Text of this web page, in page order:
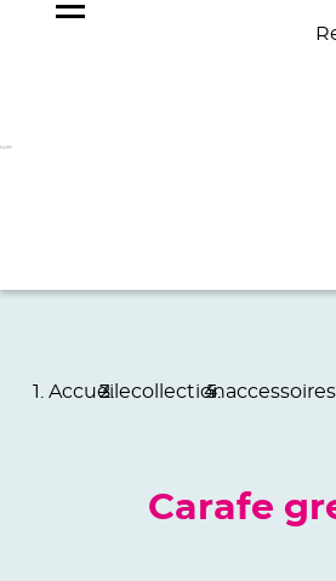
Accueil ecollection
Carafe